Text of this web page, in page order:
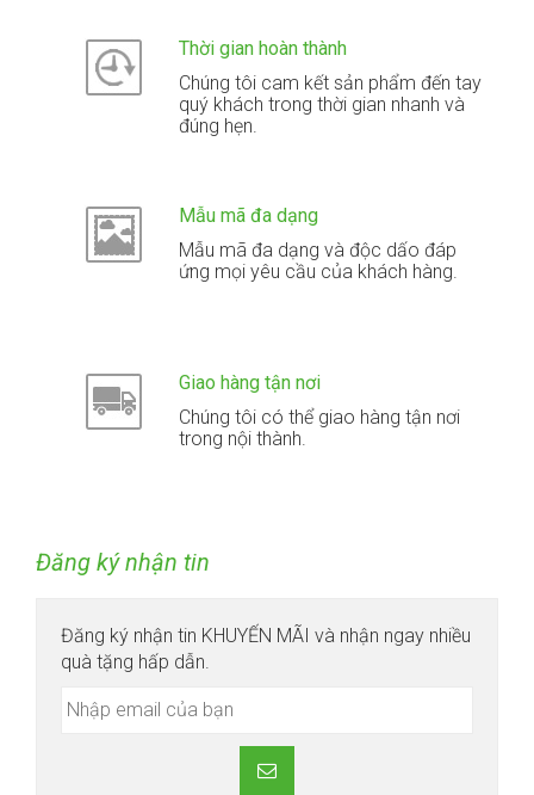
Thời gian hoàn thành
Chúng tôi cam kết sản phẩm đến tay
quý khách trong thời gian nhanh và
đúng hẹn.
Mẫu mã đa dạng
Mẫu mã đa dạng và độc dấo đáp
ứng mọi yêu cầu của khách hàng.
Giao hàng tận nơi
Chúng tôi có thể giao hàng tận nơi
trong nội thành.
Đăng ký nhận tin
Đăng ký nhận tin KHUYẾN MÃI và nhận ngay nhiều
quà tặng hấp dẫn.